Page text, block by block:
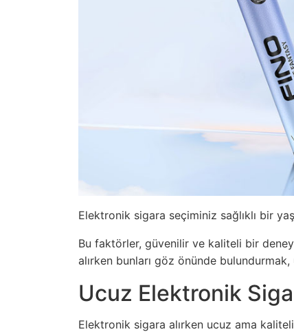
Elektronik sigara seçiminiz sağlıklı bir
Bu faktörler, güvenilir ve kaliteli bir
alırken bunları göz önünde
Ucuz Elektronik
Elektronik sigara alırken ucuz ama